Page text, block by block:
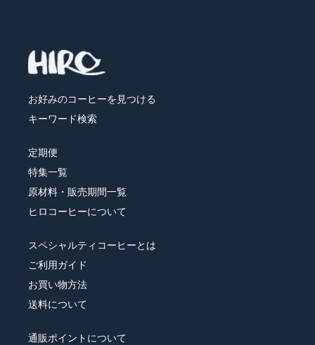
お好みのコーヒーを見つける
キーワード検索
定期便
特集一覧
原材料・販売期間一覧
ヒロコーヒーについて
スペシャルティコーヒーとは
ご利用ガイド
お買い物方法
送料について
通販ポイントについて